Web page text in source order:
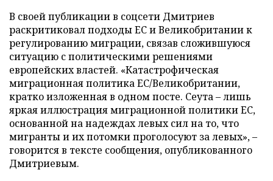
В своей публикации в соцсети Дмитриев
раскритиковал подходы ЕС и Великобритании к
регулированию миграции, связав сложившуюся
ситуацию с политическими решениями
европейских властей. «Катастрофическая
миграционная политика ЕС/Великобритании,
кратко изложенная в одном посте. Сеута – лишь
яркая иллюстрация миграционной политики ЕС,
основанной на надеждах левых сил на то, что
мигранты и их потомки проголосуют за левых», –
говорится в тексте сообщения, опубликованного
Дмитриевым.